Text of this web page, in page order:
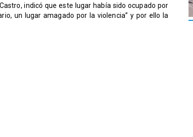
indicó que este lugar había sido ocupado por
un lugar amagado por la violencia” y por ello la